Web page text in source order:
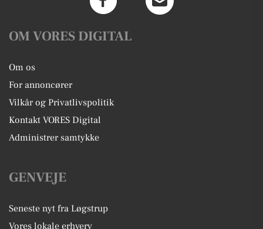
OM VORES DIGITAL
Om os
For annoncører
Vilkår og Privatlivspolitik
Kontakt VORES Digital
Administrer samtykke
GENVEJE
Seneste nyt fra Løgstrup
Vores lokale erhverv